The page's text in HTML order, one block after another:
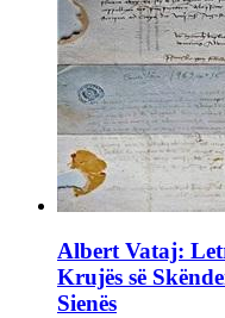
Albert Vataj:
Krujës së
Sienës